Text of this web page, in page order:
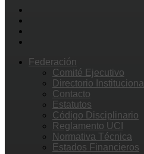
Federación
Comité Ejecutivo
Directorio Institucional
Contacto
Estatutos
Código Disciplinario
Reglamento UCI
Normativa Técnica
Estados Financieros